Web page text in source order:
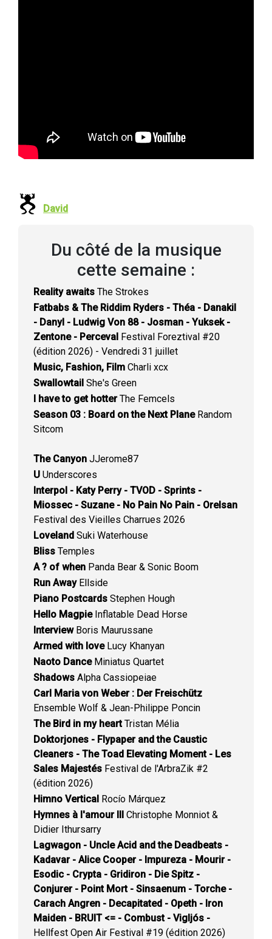
David
Du côté de la musique
cette semaine :
Reality awaits The Strokes
Fatbabs & The Riddim Ryders - Théa - Danakil
- Danyl - Ludwig Von 88 - Josman - Yuksek -
Zentone - Perceval Festival Foreztival #20
(édition 2026) - Vendredi 31 juillet
Music, Fashion, Film Charli xcx
Swallowtail She's Green
I have to get hotterThe Femcels
Season 03 : Board on the Next PlaneRandom
Sitcom
The Canyon JJerome87
U Underscores
Interpol - Katy Perry - TVOD - Sprints -
Miossec - Suzane - No Pain No Pain - Orelsan
Festival des Vieilles Charrues 2026
Loveland Suki Waterhouse
Bliss Temples
A ? of when Panda Bear & Sonic Boom
Run AwayEllside
Piano Postcards Stephen Hough
Hello MagpieInflatable Dead Horse
InterviewBoris Maurussane
Armed with loveLucy Khanyan
Naoto DanceMiniatus Quartet
Shadows Alpha Cassiopeiae
Carl Maria von Weber : Der Freischütz
Ensemble Wolf & Jean-Philippe Poncin
The Bird in my heartTristan Mélia
Doktorjones - Flypaper and the Caustic
Cleaners - The Toad Elevating Moment - Les
Sales Majestés Festival de l'ArbraZik #2
(édition 2026)
Himno Vertical Rocío Márquez
Hymnes à l'amour III Christophe Monniot &
Didier Ithursarry
Lagwagon - Uncle Acid and the Deadbeats -
Kadavar - Alice Cooper - Impureza - Mourir -
Esodic - Crypta - Gridiron - Die Spitz -
Conjurer - Point Mort - Sinsaenum - Torche -
Carach Angren - Decapitated - Opeth - Iron
Maiden - BRUIT <= - Combust - Vigljós -
Hellfest Open Air Festival #19 (édition 2026)